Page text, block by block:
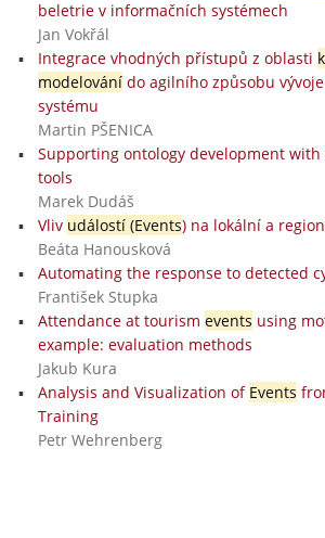
beletrie v informačních systémech
Jan Vokřál
Integrace vhodných přístupů z oblasti
modelovánído agilního způsobu
systému
Martin PŠENICA
Supporting ontology development with
tools
Marek Dudáš
Vliv událostí (Events) na lokální a
Beáta Hanousková
Automating the response to detected
František Stupka
Attendance at tourism events using
example: evaluation methods
Jakub Kura
Analysis and Visualization of Events
Training
Petr Wehrenberg